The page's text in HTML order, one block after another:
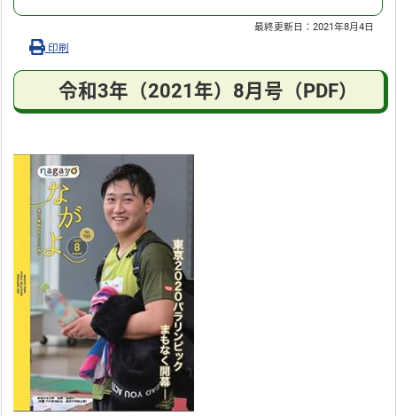
最終更新日：2021年8月4日
印刷
令和3年（2021年）8月号（PDF）